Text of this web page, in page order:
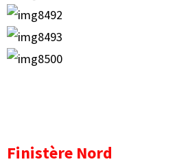
Finistère Nord